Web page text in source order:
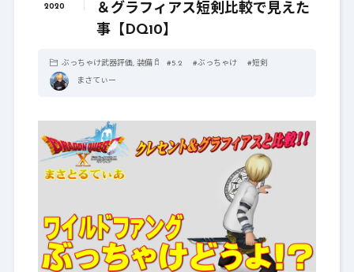
2020
＆グラフィアス短剣比較で見えた
事【DQ10】
ぶっちゃけ武器評価, 装備 #5.2 #ぶっちゃけ #短剣
まさてぃー